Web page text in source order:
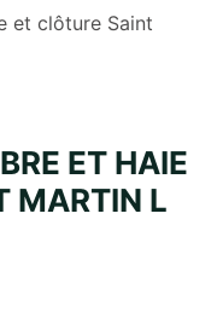
et clôture Saint
ET HAIE
MARTIN L